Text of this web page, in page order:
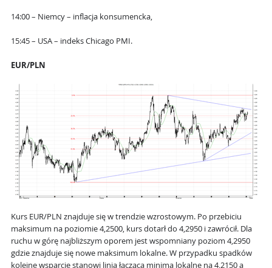
14:00 – Niemcy – inflacja konsumencka,
15:45 – USA – indeks Chicago PMI.
EUR/PLN
Kurs EUR/PLN znajduje się w trendzie wzrostowym. Po przebiciu
maksimum na poziomie 4,2500, kurs dotarł do 4,2950 i zawrócił. Dla
ruchu w górę najbliższym oporem jest wspomniany poziom 4,2950
gdzie znajduje się nowe maksimum lokalne. W przypadku spadków
kolejne wsparcie stanowi linia łącząca minima lokalne na 4,2150 a